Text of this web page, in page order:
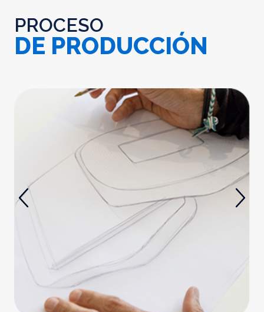
PROCESO
DE PRODUCCIÓN